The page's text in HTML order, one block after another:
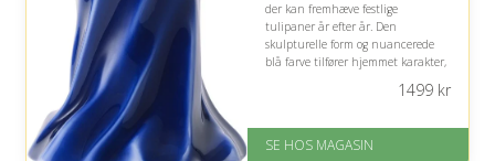
der kan fremhæve festlige
tulipaner år efter år. Den
skulpturelle form og nuancerede
blå farve tilfører hjemmet karakter,
På lager
Levering: 1-3 dage
1499kr
SE HOS MAGASIN